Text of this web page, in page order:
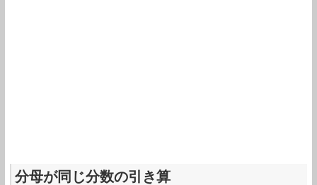
分母が同じ分数の引き算